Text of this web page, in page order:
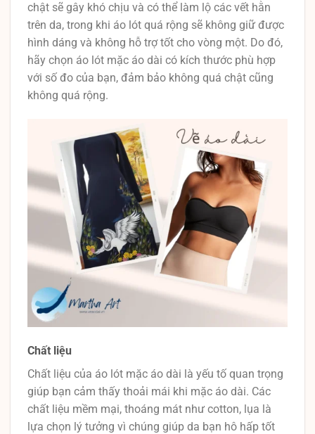
chật sẽ gây khó chịu và có thể làm lộ các vết hằn
trên da, trong khi áo lót quá rộng sẽ không giữ được
hình dáng và không hỗ trợ tốt cho vòng một. Do đó,
hãy chọn áo lót mặc áo dài có kích thước phù hợp
với số đo của bạn, đảm bảo không quá chật cũng
không quá rộng.
Chất liệu
Chất liệu của áo lót mặc áo dài là yếu tố quan trọng
giúp bạn cảm thấy thoải mái khi mặc áo dài. Các
chất liệu mềm mại, thoáng mát như cotton, lụa là
lựa chọn lý tưởng vì chúng giúp da bạn hô hấp tốt